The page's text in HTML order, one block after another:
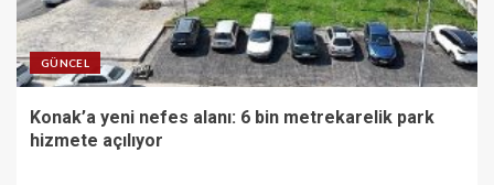
GÜNCEL
Konak’a yeni nefes alanı: 6 bin metrekarelik park
hizmete açılıyor